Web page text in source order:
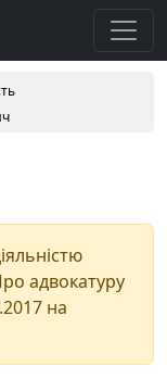
адвокатуру
на